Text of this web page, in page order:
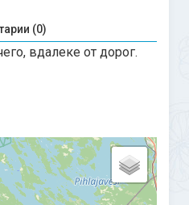
(0)
вдалеке от дорог.